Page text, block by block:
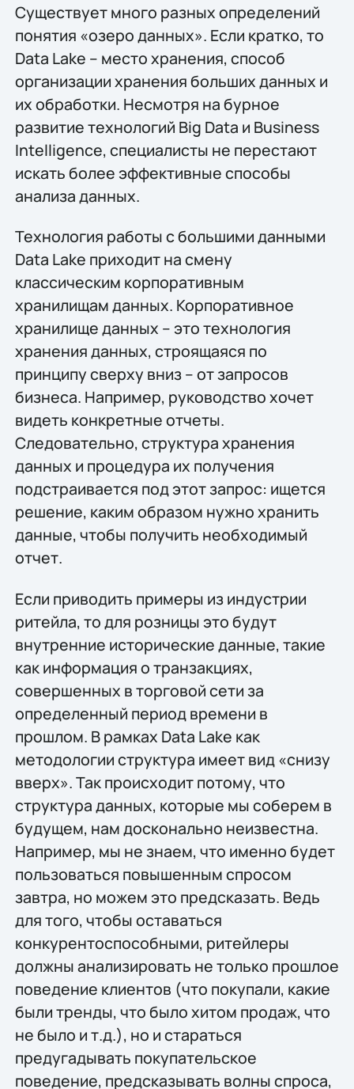
Существует много разных определений
понятия «озеро данных». Если кратко, то
Data Lake – место хранения, способ
организации хранения больших данных и
их обработки. Несмотря на бурное
развитие технологий Big Data и Business
Intelligence, специалисты не перестают
искать более эффективные способы
анализа данных.
Технология работы с большими данными
Data Lake приходит на смену
классическим корпоративным
хранилищам данных. Корпоративное
хранилище данных – это технология
хранения данных, строящаяся по
принципу сверху вниз – от запросов
бизнеса. Например, руководство хочет
видеть конкретные отчеты.
Следовательно, структура хранения
данных и процедура их получения
подстраивается под этот запрос: ищется
решение, каким образом нужно хранить
данные, чтобы получить необходимый
отчет.
Если приводить примеры из индустрии
ритейла, то для розницы это будут
внутренние исторические данные, такие
как информация о транзакциях,
совершенных в торговой сети за
определенный период времени в
прошлом. В рамках Data Lake как
методологии структура имеет вид «снизу
вверх». Так происходит потому, что
структура данных, которые мы соберем в
будущем, нам досконально неизвестна.
Например, мы не знаем, что именно будет
пользоваться повышенным спросом
завтра, но можем это предсказать. Ведь
для того, чтобы оставаться
конкурентоспособными, ритейлеры
должны анализировать не только прошлое
поведение клиентов (что покупали, какие
были тренды, что было хитом продаж, что
не было и т.д.), но и стараться
предугадывать покупательское
поведение, предсказывать волны спроса,